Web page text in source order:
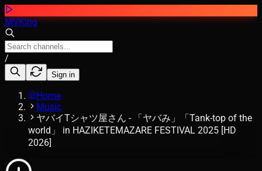
MVKing
/
Sign in
Home
Music
ヤバイTシャツ屋さん - 「ヤバみ」「Tank-top of the
world」 in HAZIKETEMAZARE FESTIVAL 2025 [HD
2026]